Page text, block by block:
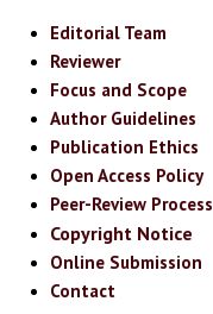
Editorial Team
Reviewer
Focus and Scope
Author Guidelines
Publication Ethics
Open Access Policy
Peer-Review Process
Copyright Notice
Online Submission
Contact